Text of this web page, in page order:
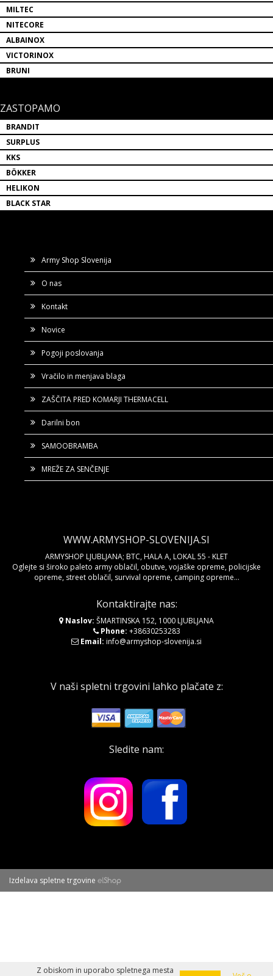
MILTEC
NITECORE
ALBAINOX
VICTORINOX
BRUNI
ZASTOPAMO
BRANDIT
SURPLUS
KKS
BÖKKER
HELIKON
BLACK STAR
Army Shop Slovenija
O nas
Kontakt
Novice
Pogoji poslovanja
Vračilo in menjava blaga
ZAŠČITA PRED KOMARJI THERMACELL
Darilni bon
SAMOOBRAMBA
MREŽE ZA SENČENJE
WWW.ARMYSHOP-SLOVENIJA.SI
ARMYSHOP LJUBLJANA; BTC, HALA A, LOKAL 55 - KLET
Oglejte si široko paleto army oblačil, obutve, vojaške opreme, policijske
opreme, street oblačil, survival opreme, camping opreme...
Kontaktirajte nas:
Naslov: ŠMARTINSKA 152, 1000 LJUBLJANA
Phone: +38630253283
Email: info@armyshop-slovenija.si
V naši spletni trgovini lahko plačate z:
Sledite nam:
Izdelava spletne trgovine
Z obiskom in uporabo spletnega mesta